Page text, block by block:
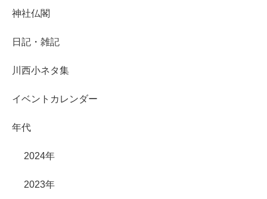
神社仏閣
日記・雑記
川西小ネタ集
イベントカレンダー
年代
2024年
2023年